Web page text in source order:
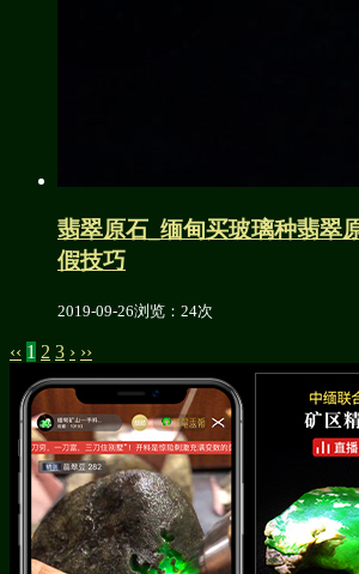
翡翠原石_缅甸买玻璃种翡翠
假技巧
2019-09-26浏览：24次
‹‹ 1 2 3 › ››